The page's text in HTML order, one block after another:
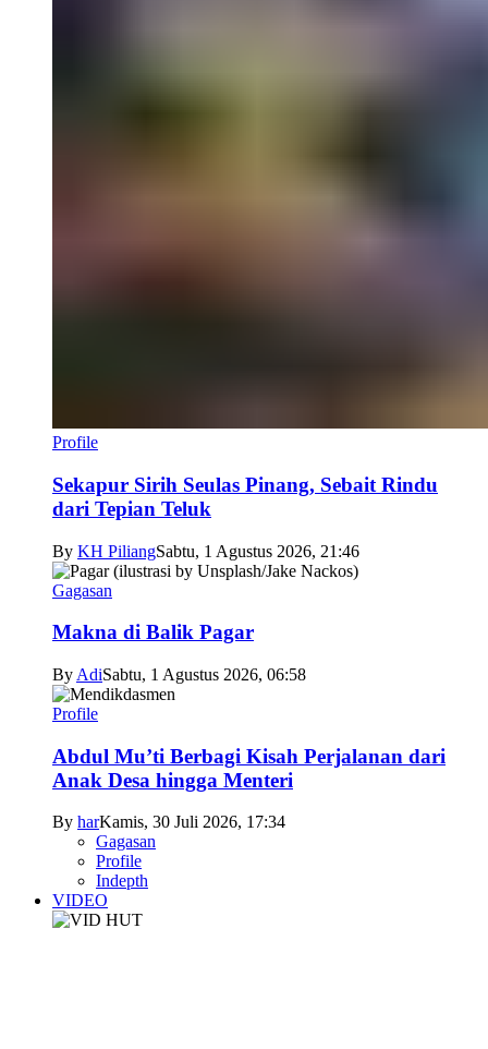
Profile
Sekapur Sirih Seulas Pinang, Sebait Rindu
dari Tepian Teluk
By KH PiliangSabtu, 1 Agustus 2026, 21:46
Gagasan
Makna di Balik Pagar
By AdiSabtu, 1 Agustus 2026, 06:58
Profile
Abdul Mu’ti Berbagi Kisah Perjalanan dari
Anak Desa hingga Menteri
By harKamis, 30 Juli 2026, 17:34
Gagasan
Profile
Indepth
VIDEO